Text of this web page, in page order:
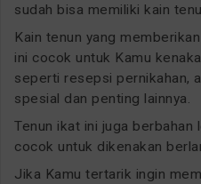
sudah bisa memiliki kain
Kain tenun yang
ini cocok untuk Kamu
seperti resepsi pernikahan,
spesial dan penting lainnya.
Tenun ikat ini juga berbahan
cocok untuk dikenakan
Jika Kamu tertarik ingin